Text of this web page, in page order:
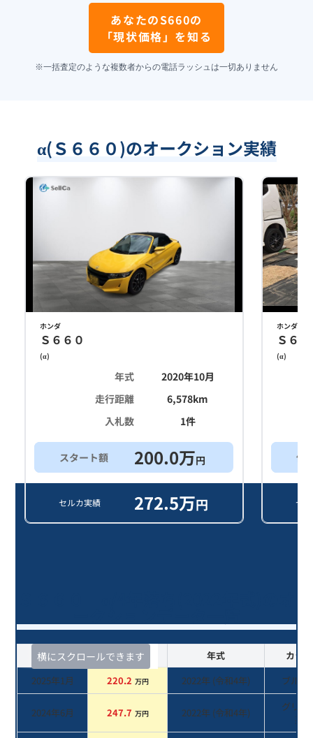
あなたのS660の
「現状価格」を知る
※一括査定のような複数者からの電話ラッシュは一切ありません
α(Ｓ６６０)のオークション実績
ホンダ
Ｓ６６０
(α)
年式
2020年10月
走行距離
6,578km
入札数
1件
スタート額 200.0万円
セルカ実績 272.5万円
ホンダ
Ｓ６
(α)
他
セ
横にスクロールできます
査定時期 セルカ実績 年式
カラー
2025年1月
220.2 万円 2022年 (令和4年) ブルー
2024年6月 247.7 万円 2022年 (令和4年)
グリー
系